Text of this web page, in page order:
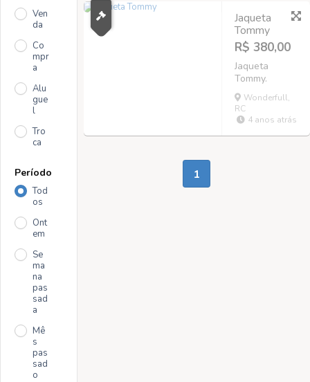
Ven
da
Co
mpr
a
Alu
gue
l
Tro
ca
Período
Tod
os
Ont
em
Se
ma
na
pas
sad
a
Mê
s
pas
sad
o
te Palmilha :
Formato
anatômico ,
produzida em
tecido nobre
(neoprene)
maior
conforto
durante o
Jaqueta
Tommy
R$ 380,00
Jaqueta
Tommy.
Wonderfull,
RC
4 anos atrás
1